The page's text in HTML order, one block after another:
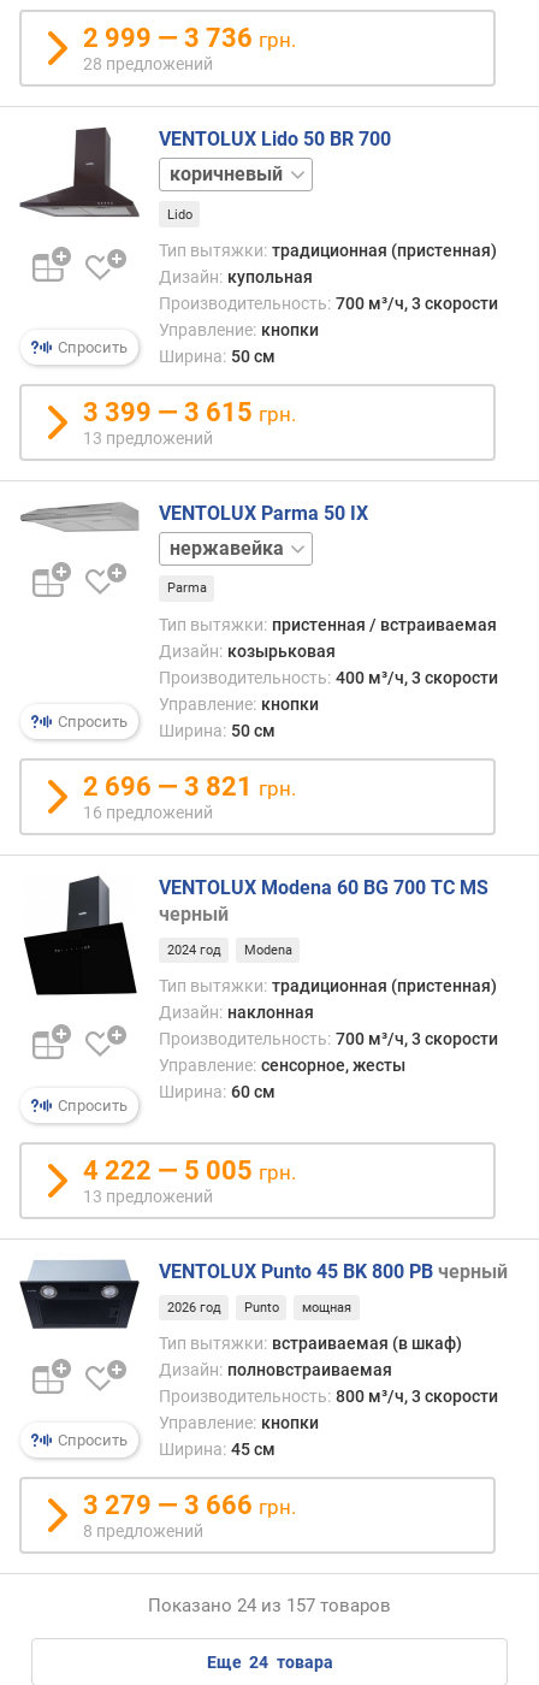
л
ь
н
ы
й
о
в
н
у
м
а
(
д
Б
о
л
т
в
с
т
й
к
л
и
ч
е
с
т
д
в
г
а
е
л
е
й
к
2 999 — 3 736 грн.
28 предложений
Спросить
VENTOLUX Lido 50 BR 700
белый
нержавейка
черный
Lido
Тип вытяжки: традиционная (пристенная)
Дизайн: купольная
Производительность: 700 м³/ч, 3 скорости
Управление: кнопки
Ширина: 50 см
3 399 — 3 615 грн.
13 предложений
Спросить
VENTOLUX Parma 50 IX
белый
коричневый
Parma
Тип вытяжки: пристенная / встраиваемая
Дизайн: козырьковая
Производительность: 400 м³/ч, 3 скорости
Управление: кнопки
Ширина: 50 см
2 696 — 3 821 грн.
16 предложений
Спросить
VENTOLUX Modena 60 BG 700 TC MS
черный
2024 год Modena
Тип вытяжки: традиционная (пристенная)
Дизайн: наклонная
Производительность: 700 м³/ч, 3 скорости
Управление: сенсорное, жесты
Ширина: 60 см
4 222 — 5 005 грн.
13 предложений
Спросить
VENTOLUX Punto 45 BK 800 PB черный
2026 год Punto мощная
Тип вытяжки: встраиваемая (в шкаф)
Дизайн: полновстраиваемая
Производительность: 800 м³/ч, 3 скорости
Управление: кнопки
Ширина: 45 см
3 279 — 3 666 грн.
8 предложений
Показано 24 из 157 товаров
еще 24 товара